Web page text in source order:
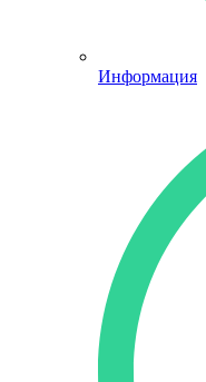
Информация